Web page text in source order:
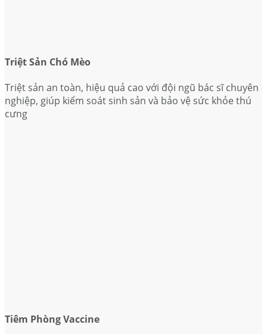
Triệt Sản Chó Mèo
Triệt sản an toàn, hiệu quả cao với đội ngũ bác sĩ chuyên
nghiệp, giúp kiểm soát sinh sản và bảo vệ sức khỏe thú
cưng
Tiêm Phòng Vaccine